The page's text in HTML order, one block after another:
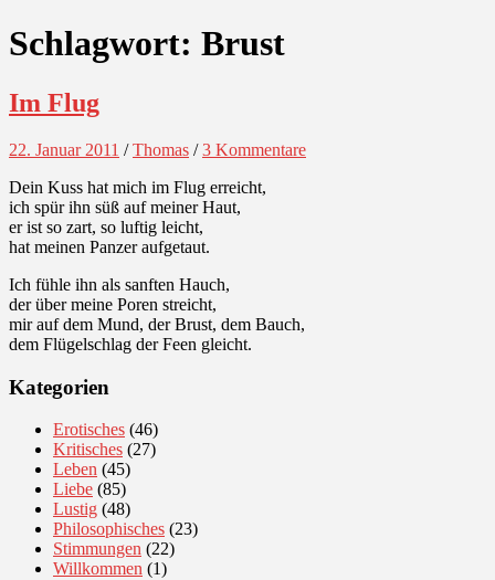
Schlagwort: Brust
Im Flug
22. Januar 2011 /Thomas /3 Kommentare
Dein Kuss hat mich im Flug erreicht,
ich spür ihn süß auf meiner Haut,
er ist so zart, so luftig leicht,
hat meinen Panzer aufgetaut.
Ich fühle ihn als sanften Hauch,
der über meine Poren streicht,
mir auf dem Mund, der Brust, dem Bauch,
dem Flügelschlag der Feen gleicht.
Kategorien
Erotisches (46)
Kritisches (27)
Leben (45)
Liebe (85)
Lustig (48)
Philosophisches (23)
Stimmungen (22)
Willkommen (1)